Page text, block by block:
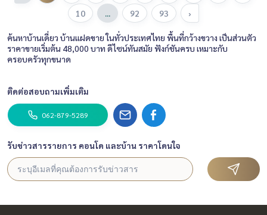
10
... 92 93 ›
ค้นหาบ้านเดี่ยว บ้านแฝดขาย ในทั่วประเทศไทย พื้นที่กว้างขวาง เป็นส่วนตัว
ราคาขายเริ่มต้น 48,000 บาท ดีไซน์ทันสมัย ฟังก์ชันครบ เหมาะกับ
ครอบครัวทุกขนาด
ติดต่อสอบถามเพิ่มเติม
062-879-5289
รับข่าวสารรายการ คอนโด และบ้าน ราคาโดนใจ